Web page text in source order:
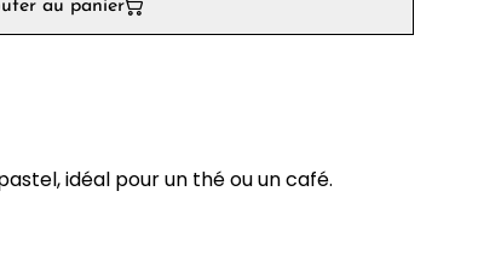
au panier
idéal pour un thé ou un café.